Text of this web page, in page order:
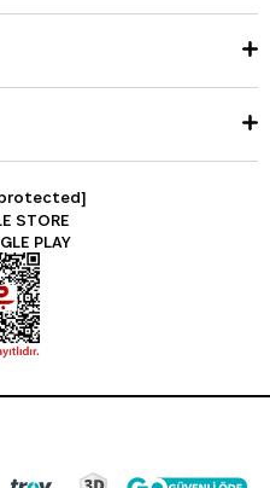
STORE
PLAY